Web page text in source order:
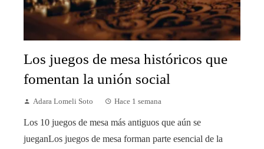
Los juegos de mesa históricos que
fomentan la unión social
Adara Lomeli Soto Hace 1 semana
Los 10 juegos de mesa más antiguos que aún se
jueganLos juegos de mesa forman parte esencial de la